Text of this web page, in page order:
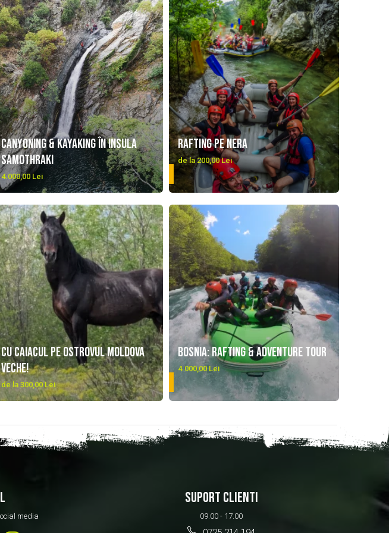
Canyoning & Kayaking în insula
Samothraki
4.000,00 Lei
Rafting pe Nera
de la 200,00 Lei
DETALII
Cu caiacul pe Ostrovul Moldova
Veche!
de la 300,00 Lei
Bosnia: Rafting & Adventure Tour
4.000,00 Lei
DETALII
media
SUPORT CLIENTI
09.00 - 17.00